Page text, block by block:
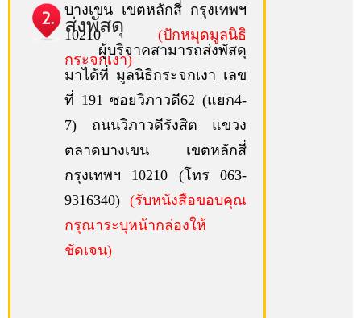
บางเขน เขตหลักสี่ กรุงเทพฯ
10210 (ปักหมุดมูลนิธิ
กระจกเงา)
ส่งพัสดุ
ผู้บริจาคสามารถส่งพัสดุ
มาได้ที่ มูลนิธิกระจกเงา เลข
ที่ 191 ซอยวิภาวดี62 (แยก4-
7) ถนนวิภาวดีรังสิต แขวง
ตลาดบางเขน เขตหลักสี่
กรุงเทพฯ 10210 (โทร 063-
9316340) (รับหนังสือขอบคุณ
กรุณาระบุหน้ากล่องให้
ชัดเจน)